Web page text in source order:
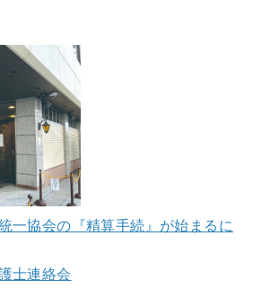
協会の『精算手続』が始まるに
士連絡会